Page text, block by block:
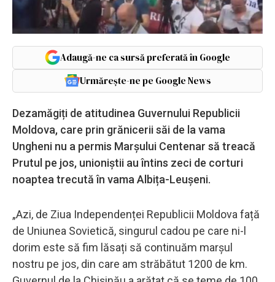
Adaugă-ne ca sursă preferată în Google
Urmărește-ne pe Google News
Dezamăgiți de atitudinea Guvernului Republicii
Moldova, care prin grănicerii săi de la vama
Ungheni nu a permis Marșului Centenar să treacă
Prutul pe jos, unioniștii au întins zeci de corturi
noaptea trecută în vama Albița-Leușeni.
„Azi, de Ziua Independenței Republicii Moldova față
de Uniunea Sovietică, singurul cadou pe care ni-l
dorim este să fim lăsați să continuăm marșul
nostru pe jos, din care am străbătut 1200 de km.